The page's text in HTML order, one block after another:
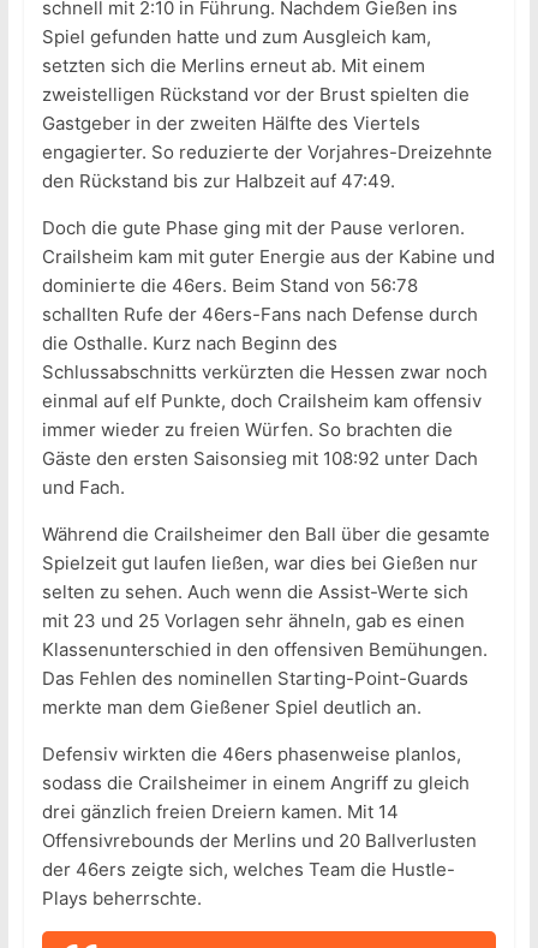
schnell mit 2:10 in Führung. Nachdem Gießen ins
Spiel gefunden hatte und zum Ausgleich kam,
setzten sich die Merlins erneut ab. Mit einem
zweistelligen Rückstand vor der Brust spielten die
Gastgeber in der zweiten Hälfte des Viertels
engagierter. So reduzierte der Vorjahres-Dreizehnte
den Rückstand bis zur Halbzeit auf 47:49.
Doch die gute Phase ging mit der Pause verloren.
Crailsheim kam mit guter Energie aus der Kabine und
dominierte die 46ers. Beim Stand von 56:78
schallten Rufe der 46ers-Fans nach Defense durch
die Osthalle. Kurz nach Beginn des
Schlussabschnitts verkürzten die Hessen zwar noch
einmal auf elf Punkte, doch Crailsheim kam offensiv
immer wieder zu freien Würfen. So brachten die
Gäste den ersten Saisonsieg mit 108:92 unter Dach
und Fach.
Während die Crailsheimer den Ball über die gesamte
Spielzeit gut laufen ließen, war dies bei Gießen nur
selten zu sehen. Auch wenn die Assist-Werte sich
mit 23 und 25 Vorlagen sehr ähneln, gab es einen
Klassenunterschied in den offensiven Bemühungen.
Das Fehlen des nominellen Starting-Point-Guards
merkte man dem Gießener Spiel deutlich an.
Defensiv wirkten die 46ers phasenweise planlos,
sodass die Crailsheimer in einem Angriff zu gleich
drei gänzlich freien Dreiern kamen. Mit 14
Offensivrebounds der Merlins und 20 Ballverlusten
der 46ers zeigte sich, welches Team die Hustle-
Plays beherrschte.